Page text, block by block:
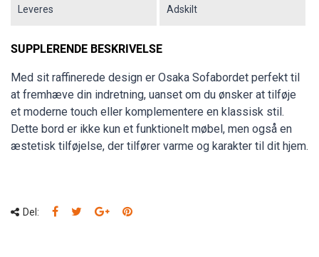
Leveres Adskilt
SUPPLERENDE BESKRIVELSE
Med sit raffinerede design er Osaka Sofabordet perfekt til
at fremhæve din indretning, uanset om du ønsker at tilføje
et moderne touch eller komplementere en klassisk stil.
Dette bord er ikke kun et funktionelt møbel, men også en
æstetisk tilføjelse, der tilfører varme og karakter til dit hjem.
Del: